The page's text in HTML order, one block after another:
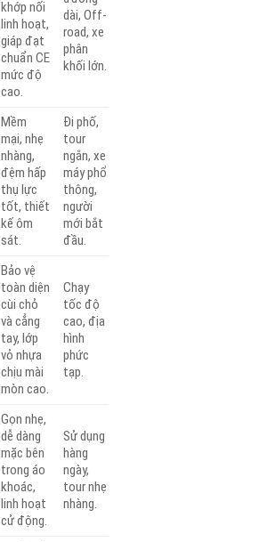
khớp nối
linh hoạt,
giáp đạt
chuẩn CE
mức độ
cao.
dài, Off-
road, xe
phân
khối lớn.
Mềm
mại, nhẹ
nhàng,
đệm hấp
thụ lực
tốt, thiết
kế ôm
sát.
Đi phố,
tour
ngắn, xe
máy phổ
thông,
người
mới bắt
đầu.
Bảo vệ
toàn diện
cùi chỏ
và cẳng
tay, lớp
vỏ nhựa
chịu mài
mòn cao.
Chạy
tốc độ
cao, địa
hình
phức
tạp.
Gọn nhẹ,
dễ dàng
mặc bên
trong áo
khoác,
linh hoạt
cử động.
Sử dụng
hàng
ngày,
tour nhẹ
nhàng.